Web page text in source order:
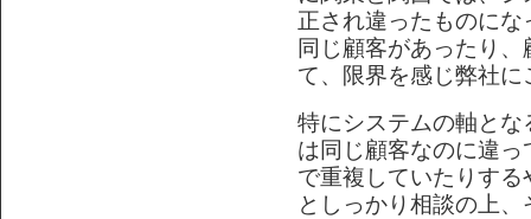
正され違ったものに
同じ顧客があったり
て、限界を感じ弊社
特にシステムの軸と
は同じ顧客なのに違
で重複していたりす
としっかり相談の上